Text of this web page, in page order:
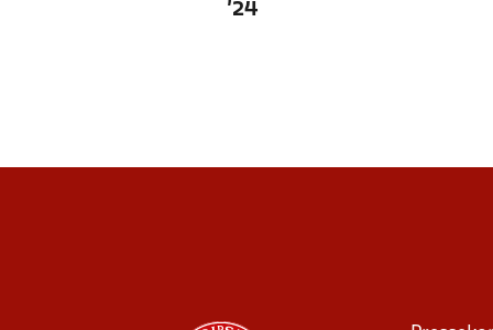
'24